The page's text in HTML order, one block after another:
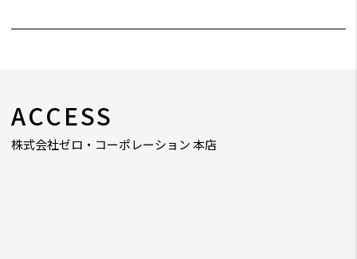
ACCESS
株式会社ゼロ・コーポレーション 本店